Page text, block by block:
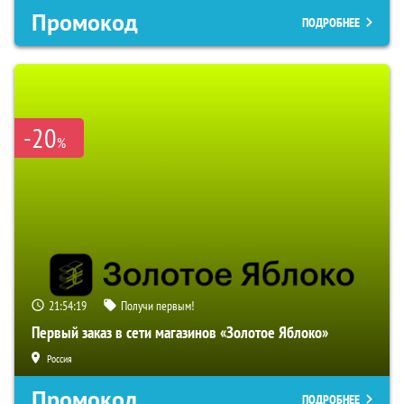
Промокод ПОДРОБНЕЕ
-20%
21:54:18 Получи первым!
Первый заказ в сети магазинов «Золотое Яблоко»
Россия
ПОДРОБНЕЕ